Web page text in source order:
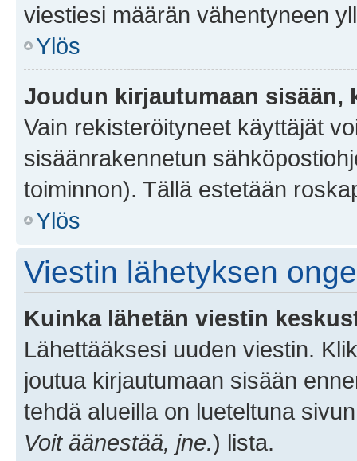
viestiesi määrän vähentyneen
Ylös
Joudun kirjautumaan sisään,
Vain rekisteröityneet käyttäjät
sisäänrakennetun
toiminnon). Tällä estetään
Ylös
Viestin lähetyksen
Kuinka lähetän viestin
Lähettääksesi uuden viestin.
joutua kirjautumaan sisään
tehdä alueilla on lueteltuna
Voit äänestää, jne.) lista.